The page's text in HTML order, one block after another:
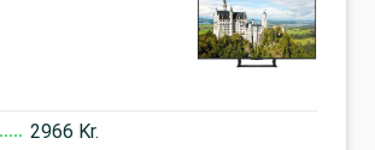
2966 Kr.